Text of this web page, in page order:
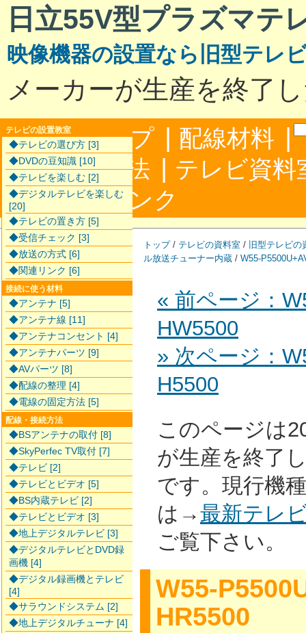
日立55V型プラズマテ
映像機器の設置なら旧型テレ
メーカーが生産を終了
サイトマップ | 配線材料 |
配線接続方法 | テレビ資料
合わせ|リンク
トップ/ テレビの資料室 / 旧型テレビの
ル放送チューナー内蔵 / W55-
« 前ページ：
HW5500
» 次ページ：
H5500
このページは
が生産を終了
です。現行機
は→最新テレ
ご覧下さい。
W55-
HR5500
テレビの設置教室
◆テレビの選び方 [3]
◆DVDの豆知識 [10]
◆テレビを楽しむ [2]
◆デジタルテレビを楽しむ
[20]
◆テレビの置き方 [5]
◆受信チェック [3]
◆放送の方式 [6]
◆関連リンク [6]
接続に使う材料
◆アンテナ [5]
◆アンテナ線 [11]
◆アンテナコンセント [4]
◆アンテナパーツ [9]
◆AVパーツ [8]
◆配線の整理 [4]
◆電線の固定方法 [5]
配線・接続方法
◆BSアンテナの取付 [8]
◆SkyPerfec TV取付 [7]
◆テレビ [2]
◆テレビとビデオ [5]
◆BS内蔵テレビ [2]
◆テレビとビデオ [3]
◆地上デジタルテレビ [3]
◆デジタルテレビとDVD録
画機 [4]
◆デジタル録画機とテレビ
[4]
◆サラウンドシステム [2]
◆地上デジタルチューナ [4]